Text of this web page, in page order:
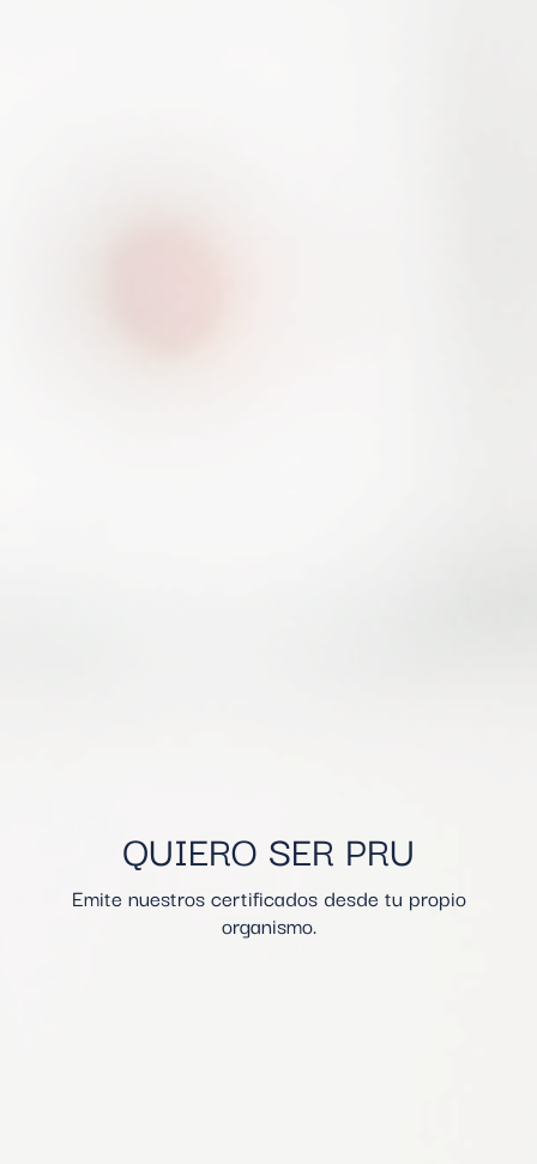
QUIERO SER PRU
Emite nuestros certificados desde tu propio
organismo.